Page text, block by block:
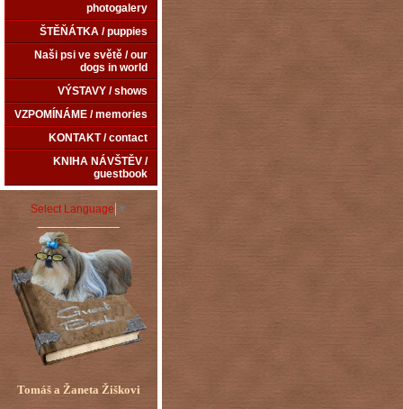
photogalery
ŠTĚŇÁTKA / puppies
Naši psi ve světě / our
dogs in world
VÝSTAVY / shows
VZPOMÍNÁME / memories
KONTAKT / contact
KNIHA NÁVŠTĚV /
guestbook
Select Language ▼
Tomáš a Žaneta Žiškovi